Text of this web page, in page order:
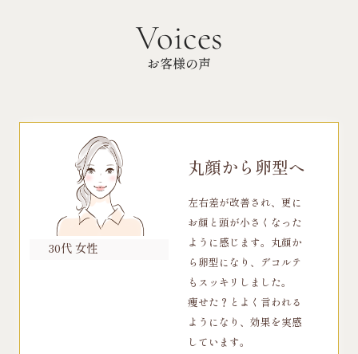
Voices
お客様の声
30代 女性
丸顔から卵型へ
左右差が改善され、更に
お顔と頭が小さくなった
ように感じます。丸顔か
ら卵型になり、デコルテ
もスッキリしました。
痩せた？とよく言われる
ようになり、効果を実感
しています。